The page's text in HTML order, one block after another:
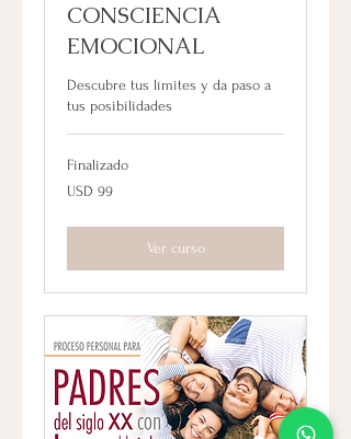
CONSCIENCIA
EMOCIONAL
Descubre tus límites y da paso a
tus posibilidades
Finalizado
99
dólares
USD 99
Ver curso